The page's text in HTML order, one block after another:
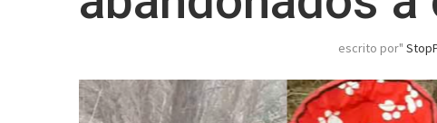
escrito por"